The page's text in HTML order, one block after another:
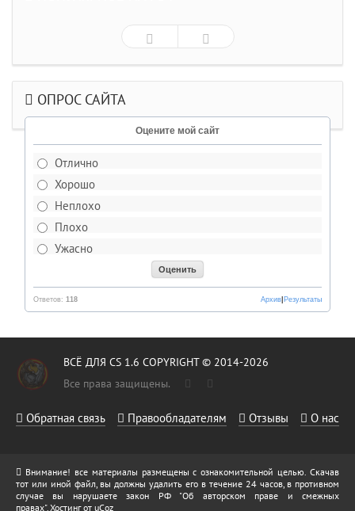
ОПРОС САЙТА
Оцените мой сайт
Отлично
Хорошо
Неплохо
Плохо
Ужасно
Ответов: 118 Результаты
Архив
ВСЁ ДЛЯ CS 1.6 COPYRIGHT © 2014-2026
Все права защищены.
Обратная связь Правообладателям Отзывы О нас
Внимание! все материалы размещены с ознакомительной целью. Скачав
тот или иной файл, вы должны удалить его в течение 24 часов, в противном
случае вы нарушаете закон РФ "Об авторском праве и смежных
правах". Хостинг от uCoz